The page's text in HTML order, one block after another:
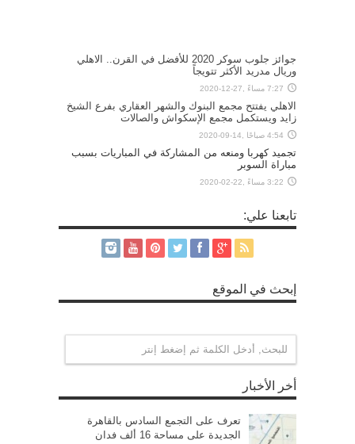
جوائز جلوب سوكر 2020 للأفضل في القرن.. الاهلي
وريال مدريد الأكثر تتويجاً
7:27 مساءً ,27-12-2020
الاهلي يفتتح مجمع البنوك والشهر العقاري بفرع الشيخ
زايد ويستكمل مجمع الإسكواش والصالات
4:54 صباحًا ,14-09-2020
تجميد كهربا ومنعه من المشاركة في المباريات بسبب
مباراة السوبر
3:22 مساءً ,22-02-2020
تابعنا علي:
إبحث في الموقع
أخر الأخبار
تعرف على التجمع السادس بالقاهرة
الجديدة على مساحة 16 ألف فدان